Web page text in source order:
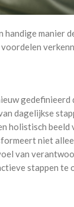
manier
gedefinieerd
dagelijkse
holistisch beeld
niet
van
stappen te